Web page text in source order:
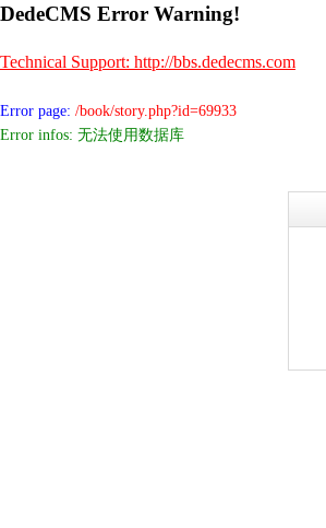
DedeCMS Error Warning!
Technical Support: http://bbs.dedecms.com
Error page: /book/story.php?id=69933
Error infos: 无法使用数据库